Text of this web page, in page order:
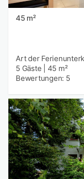
45 m²
Art der
5 Gäste
45 m²
Bewertungen: 5